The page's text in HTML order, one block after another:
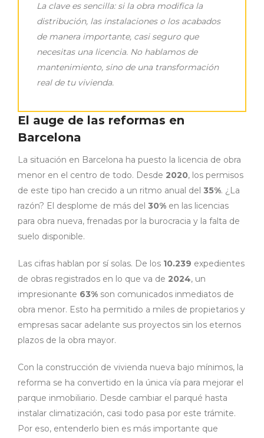
La clave es sencilla: si la obra modifica la
distribución, las instalaciones o los acabados
de manera importante, casi seguro que
necesitas una licencia. No hablamos de
mantenimiento, sino de una transformación
real de tu vivienda.
El auge de las reformas en
Barcelona
La situación en Barcelona ha puesto la licencia de obra
menor en el centro de todo. Desde 2020, los permisos
de este tipo han crecido a un ritmo anual del 35%. ¿La
razón? El desplome de más del 30% en las licencias
para obra nueva, frenadas por la burocracia y la falta de
suelo disponible.
Las cifras hablan por sí solas. De los 10.239 expedientes
de obras registrados en lo que va de 2024, un
impresionante 63% son comunicados inmediatos de
obra menor. Esto ha permitido a miles de propietarios y
empresas sacar adelante sus proyectos sin los eternos
plazos de la obra mayor.
Con la construcción de vivienda nueva bajo mínimos, la
reforma se ha convertido en la única vía para mejorar el
parque inmobiliario. Desde cambiar el parqué hasta
instalar climatización, casi todo pasa por este trámite.
Por eso, entenderlo bien es más importante que